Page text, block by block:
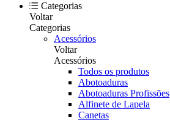
Categorias
Voltar
Categorias
Acessórios
Voltar
Acessórios
Todos os produtos
Abotoaduras
Abotoaduras Profissões
Alfinete de Lapela
Canetas